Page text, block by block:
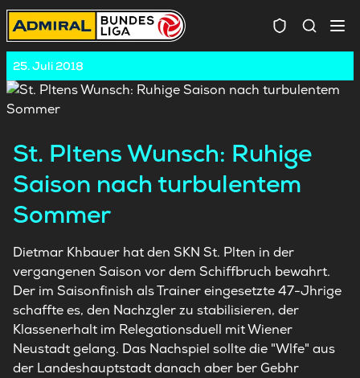
25. Juli 2018
St. Pltens Wunsch: Ruhige
Saison nach turbulentem
Sommer
Dietmar Khbauer hat den SKN St. Plten in der
vergangenen Saison vor dem Schiffbruch bewahrt.
Der im Saisonfinish als Trainer eingesetzte 47-Jhrige
schaffte es, den Nachzgler zu stabilisieren, der
Klassenerhalt im Relegationsduell mit Wiener
Neustadt gelang. Das Nachspiel sollte die "Wlfe" aus
der Landeshauptstadt danach aber ber Gebhr